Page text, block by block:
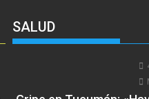
SALUD